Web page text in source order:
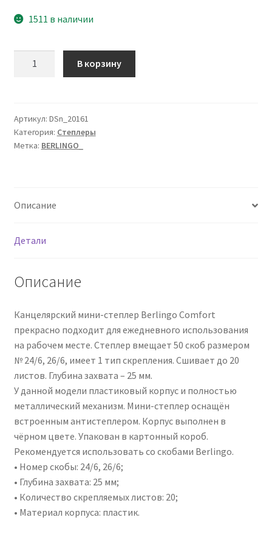
1511 в наличии
№24/6,
26/6
Berlingo
пластиковый
черный
В корзину
Артикул: DSn_20161
Категория: Степлеры
Метка: BERLINGO_
Описание
Детали
Описание
Канцелярский мини-степлер Berlingo Comfort
прекрасно подходит для ежедневного использования
на рабочем месте. Степлер вмещает 50 скоб размером
№ 24/6, 26/6, имеет 1 тип скрепления. Сшивает до 20
листов. Глубина захвата – 25 мм.
У данной модели пластиковый корпус и полностью
металлический механизм. Мини-степлер оснащён
встроенным антистеплером. Корпус выполнен в
чёрном цвете. Упакован в картонный короб.
Рекомендуется использовать со скобами Berlingo.
• Номер скобы: 24/6, 26/6;
• Глубина захвата: 25 мм;
• Количество скрепляемых листов: 20;
• Материал корпуса: пластик.